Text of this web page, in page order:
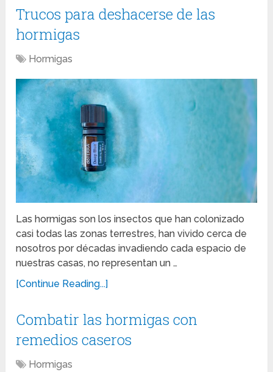
Trucos para deshacerse de las
hormigas
Hormigas
Las hormigas son los insectos que han colonizado
casi todas las zonas terrestres, han vivido cerca de
nosotros por décadas invadiendo cada espacio de
nuestras casas, no representan un …
[Continue Reading...]
Combatir las hormigas con
remedios caseros
Hormigas